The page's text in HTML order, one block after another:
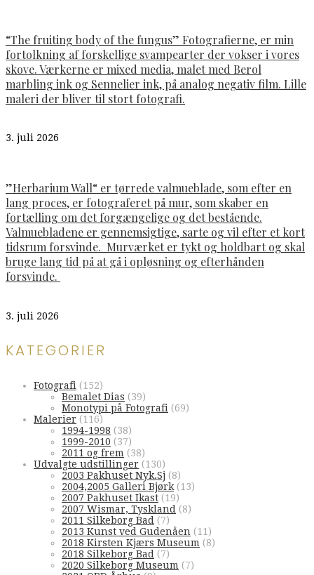
“The fruiting body of the fungus” Fotografierne, er min
fortolkning af forskellige svampearter der vokser i vores
skove. Værkerne er mixed media, malet med Berol
marbling ink og Sennelier ink, på analog negativ film. Lille
maleri der bliver til stort fotografi.
3. juli 2026
”Herbarium Wall“ er tørrede valmueblade, som efter en
lang proces, er fotograferet på mur, som skaber en
fortælling om det forgængelige og det bestående.
Valmuebladene er gennemsigtige, sarte og vil efter et kort
tidsrum forsvinde. Murværket er tykt og holdbart og skal
bruge lang tid på at gå i opløsning og efterhånden
forsvinde.
3. juli 2026
KATEGORIER
Fotografi (152)
Bemalet Dias (39)
Monotypi på Fotografi (69)
Malerier (116)
1994-1998 (38)
1999-2010 (37)
2011 og frem (38)
Udvalgte udstillinger (130)
2003 Pakhuset Nyk.Sj (8)
2004,2005 Galleri Bjørk (13)
2007 Pakhuset Ikast (19)
2007 Wismar, Tyskland (8)
2011 Silkeborg Bad (7)
2013 Kunst ved Gudenåen (11)
2018 Kirsten Kjærs Museum (8)
2018 Silkeborg Bad (7)
2020 Silkeborg Museum (7)